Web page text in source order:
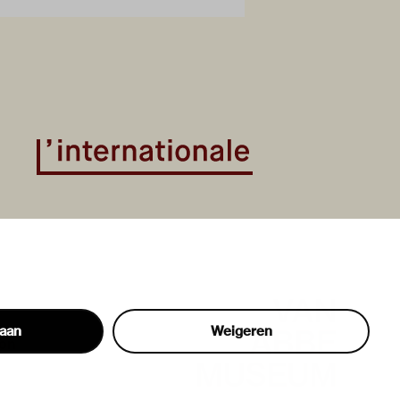
Weigeren